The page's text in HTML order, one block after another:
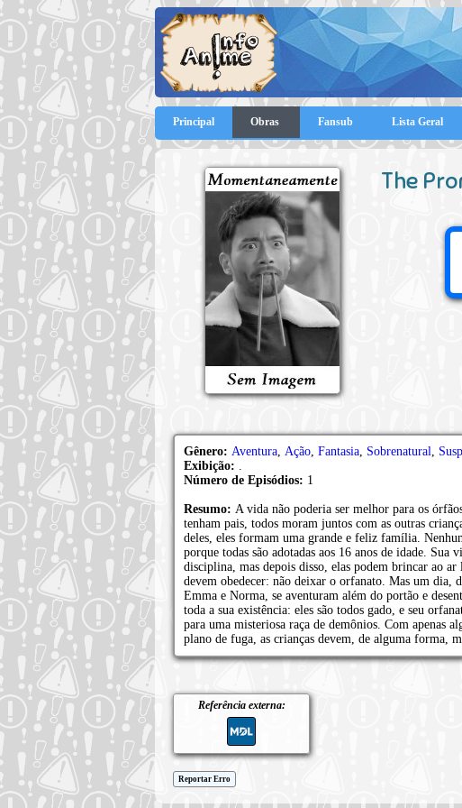
Principal Obras Fansub Lista Geral
The
Gênero: Aventura, Ação, Fantasia, Sobrenatural,
Exibição: .
Número de Episódios: 1
Resumo: A vida não poderia ser melhor para os
tenham pais, todos moram juntos com as outras
deles, eles formam uma grande e feliz família.
porque todas são adotadas aos 16 anos de idade. Sua
disciplina, mas depois disso, elas podem brincar ao
devem obedecer: não deixar o orfanato. Mas um dia,
Emma e Norma, se aventuram além do portão e
toda a sua existência: eles são todos gado, e seu
para uma misteriosa raça de demônios. Com apenas
plano de fuga, as crianças devem, de alguma forma,
Referência externa:
Reportar Erro